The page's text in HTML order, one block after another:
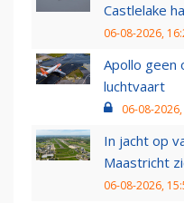
Castlelake
06-08-2026,
Apollo geen
luchtvaart
06-08-
In jacht op
Maastricht
06-08-2026,